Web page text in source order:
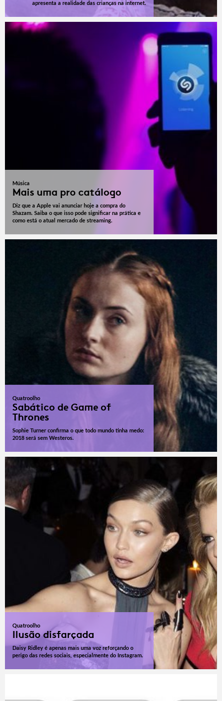
apresenta a realidade das crianças na internet.
Música
Mais uma pro catálogo
Diz que a Apple vai anunciar hoje a compra do
Shazam. Saiba o que isso pode significar na prática e
como está o atual mercado de streaming.
Quatroolho
Sabático de Game of
Thrones
Sophie Turner confirma o que todo mundo tinha medo:
2018 será sem Westeros.
Quatroolho
Ilusão disfarçada
Daisy Ridley é apenas mais uma voz reforçando o
perigo das redes sociais, especialmente do Instagram.